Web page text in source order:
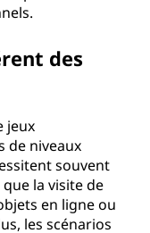
des
jeux
de niveaux
souvent
la visite de
en ligne ou
les scénarios